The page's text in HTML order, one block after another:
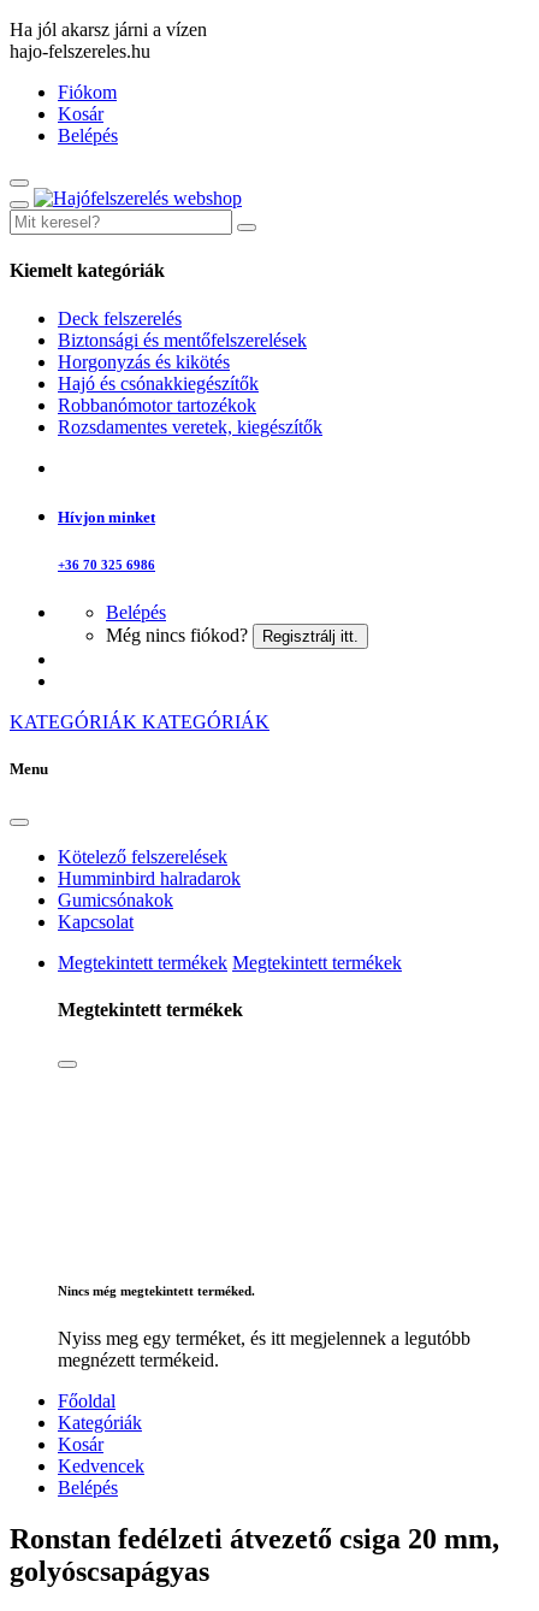
Ha jól akarsz járni a vízen
hajo-felszereles.hu
Fiókom
Kosár
Belépés
Kiemelt kategóriák
Deck felszerelés
Biztonsági és mentőfelszerelések
Horgonyzás és kikötés
Hajó és csónakkiegészítők
Robbanómotor tartozékok
Rozsdamentes veretek, kiegészítők
Hívjon minket
+36 70 325 6986
Belépés
Még nincs fiókod?
Regisztrálj itt.
KATEGÓRIÁK KATEGÓRIÁK
Menu
Kötelező felszerelések
Humminbird halradarok
Gumicsónakok
Kapcsolat
Megtekintett termékek Megtekintett termékek
Megtekintett termékek
Nincs még megtekintett terméked.
Nyiss meg egy terméket, és itt megjelennek a legutóbb
megnézett termékeid.
Főoldal
Kategóriák
Kosár
Kedvencek
Belépés
Ronstan fedélzeti átvezető csiga 20 mm,
golyóscsapágyas